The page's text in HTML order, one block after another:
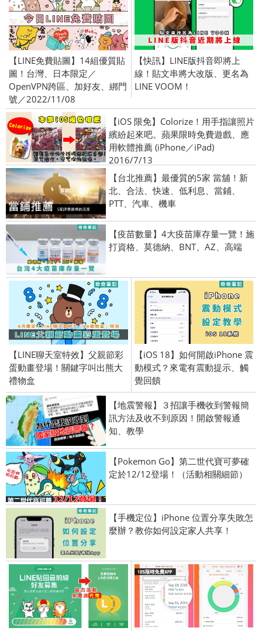
【LINE免費貼圖】14組優質貼
圖！台灣、日本限定／
OpenVPN跨區、加好友、綁門
號／2022/11/08
【快訊】LINE版抖音即將上
線！貼文串將大改版、更名為
LINE VOOM！
【iOS 限免】Colorize！用手指讓照片
繽紛起來吧。蘋果限時免費遊戲、應
用軟體推薦 (iPhone／iPad)
2016/7/13
【台北推薦】最優質的5家 當舖！新
北、合法、快速、低利息、當鋪、
PTT、汽車、機車
【疫苗數量】4大疫苗庫存量一覽！施
打資格、莫德納、BNT、AZ、高端
【LINE聊天室特效】父親節彩
蛋動畫登場！關鍵字叫出熊大
禮物盒
【iOS 18】如何開啟iPhone 震
動模式？來電有震動提示、觸
覺回饋
【地震警報】３招讓手機收到警報簡
訊方法及收不到原因！開啟警報通
知、教學
【Pokemon Go】第二世代寶可夢確
定於12/12登場！（活動相關細節）
【手機定位】iPhone 位置分享失敗怎
麼辦？教你如何設定家人共享！